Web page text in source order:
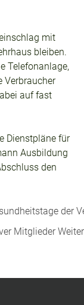
mit
bleiben.
Telefonanlage,
Verbraucher
auf fast
Dienstpläne für
Ausbildung
den
der
MitgliederWeiter